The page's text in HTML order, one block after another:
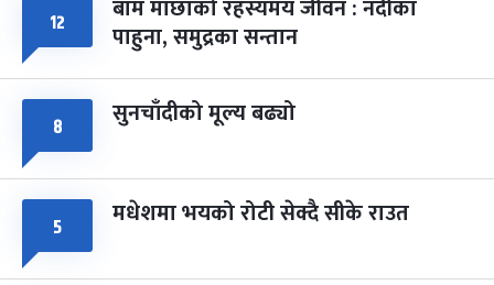
८ फागुपूर्णिमा
चैत्र ८, २०८३-Mar 22, 2027
७ महिना बाँकी
१२ बाम माछाको रहस्यमय जीवन : नदीका
पाहुना, समुद्रका सन्तान
८ सुनचाँदीको मूल्य बढ्यो
५ मधेशमा भयको रोटी सेक्दै सीके राउत